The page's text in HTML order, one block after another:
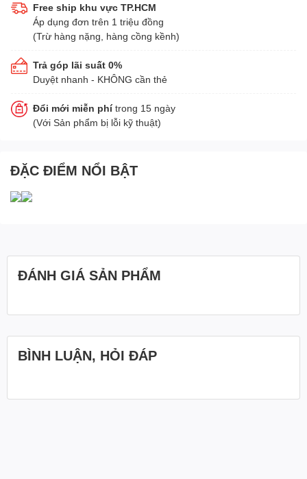
Free ship khu vực TP.HCM
Áp dụng đơn trên 1 triệu đồng
(Trừ hàng nặng, hàng cồng kềnh)
Trả góp lãi suất 0%
Duyệt nhanh - KHÔNG cần thẻ
Đổi mới miễn phítrong 15 ngày
(Với Sản phẩm bị lỗi kỹ thuật)
ĐẶC ĐIỂM NỔI BẬT
ĐÁNH GIÁ SẢN PHẨM
BÌNH LUẬN, HỎI ĐÁP